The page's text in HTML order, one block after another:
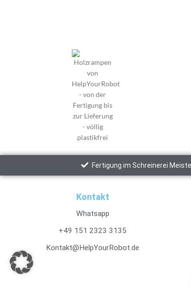
Fertigung im Schreinerei
Kontakt
Whatsapp
+49 151 2323 3135
Kontakt@HelpYourRobot.de